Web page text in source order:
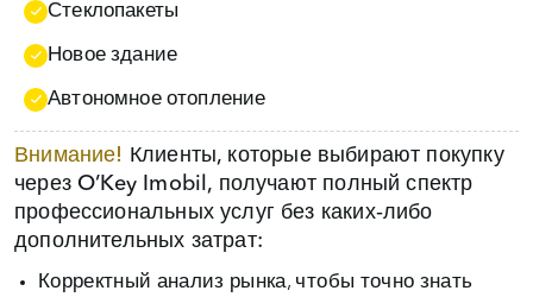
Стеклопакеты
Новое здание
Автономное отопление
Внимание!
Клиенты, которые выбирают покупку
через O’Key Imobil, получают полный спектр
профессиональных услуг без каких‑либо
дополнительных затрат:
Корректный анализ рынка, чтобы точно знать